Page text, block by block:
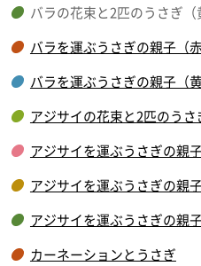
バラの花束と2匹のうさぎ（
バラを運ぶうさぎの親子（赤
バラを運ぶうさぎの親子（黄
アジサイの花束と2匹のうさ
アジサイを運ぶうさぎの親子
アジサイを運ぶうさぎの親子
アジサイを運ぶうさぎの親
カーネーションとうさぎ